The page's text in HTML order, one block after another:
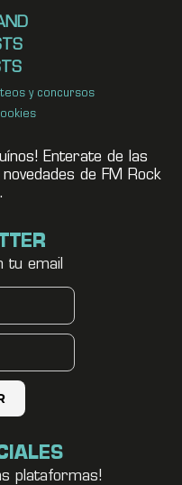
y concursos
Enterate de las
de FM Rock
tu email
plataformas!